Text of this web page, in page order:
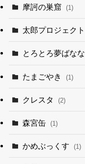
摩訶の巣窟 (1)
太郎プロジェクト
とろとろ夢ばなな
たまごやき (1)
クレスタ (2)
森宮缶 (1)
かめぶっくす (1)